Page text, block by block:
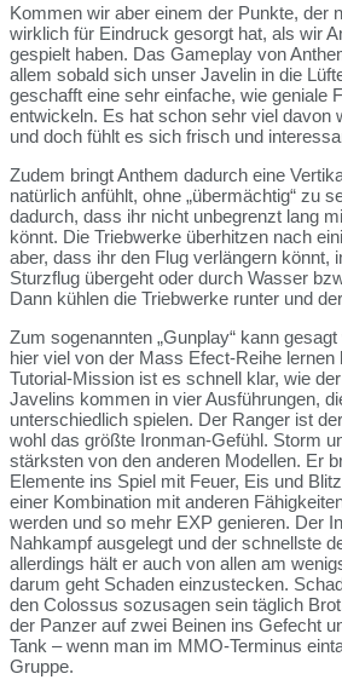
Kommen wir aber einem der Punkte, der
wirklich für Eindruck gesorgt hat, als wir
gespielt haben. Das Gameplay von
allem sobald sich unser Javelin in die
geschafft eine sehr einfache, wie geniale
entwickeln. Es hat schon sehr viel davon
und doch fühlt es sich frisch und
Zudem bringt Anthem dadurch eine
natürlich anfühlt, ohne „übermächtig“ zu
dadurch, dass ihr nicht unbegrenzt lang
könnt. Die Triebwerke überhitzen nach
aber, dass ihr den Flug verlängern könnt,
Sturzflug übergeht oder durch Wasser
Dann kühlen die Triebwerke runter und
Zum sogenannten „Gunplay“ kann
hier viel von der Mass Efect-Reihe lernen
Tutorial-Mission ist es schnell klar, wie
Javelins kommen in vier Ausführungen,
unterschiedlich spielen. Der Ranger ist
wohl das größte Ironman-Gefühl. Storm
stärksten von den anderen Modellen. Er
Elemente ins Spiel mit Feuer, Eis und
einer Kombination mit anderen
werden und so mehr EXP genieren. Der
Nahkampf ausgelegt und der schnellste
allerdings hält er auch von allen am
darum geht Schaden einzustecken.
den Colossus sozusagen sein täglich
der Panzer auf zwei Beinen ins Gefecht
Tank – wenn man im MMO-Terminus
Gruppe.